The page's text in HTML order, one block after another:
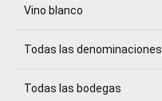
Vino blanco
Todas las denominaciones
Todas las bodegas